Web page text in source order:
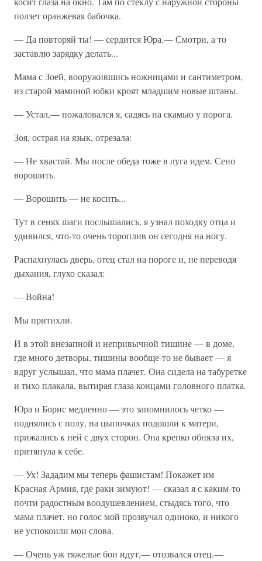
ползет оранжевая бабочка.
— Да повторяй ты! — сердится Юра.— Смотри, а то
заставлю зарядку делать...
Мама с Зоей, вооружившись ножницами и сантиметром,
из старой маминой юбки кроят младшим новые штаны.
— Устал,— пожаловался я, садясь на скамью у порога.
Зоя, острая на язык, отрезала:
— Не хвастай. Мы после обеда тоже в луга идем. Сено
ворошить.
— Ворошить — не косить...
Тут в сенях шаги послышались, я узнал походку отца и
удивился, что-то очень тороплив он сегодня на ногу.
Распахнулась дверь, отец стал на пороге и, не переводя
дыхания, глухо сказал:
— Война!
Мы притихли.
И в этой внезапной и непривычной тишине — в доме,
где много детворы, тишины вообще-то не бывает — я
вдруг услышал, что мама плачет. Она сидела на табуретке
и тихо плакала, вытирая глаза концами головного платка.
Юра и Борис медленно — это запомнилось четко —
поднялись с полу, на цыпочках подошли к матери,
прижались к ней с двух сторон. Она крепко обняла их,
притянула к себе.
— Ух! Зададим мы теперь фашистам! Покажет им
Красная Армия, где раки зимуют! — сказал я с каким-то
почти радостным воодушевлением, стыдясь того, что
мама плачет, но голос мой прозвучал одиноко, и никого
не успокоили мои слова.
— Очень уж тяжелые бои идут,— отозвался отец.—